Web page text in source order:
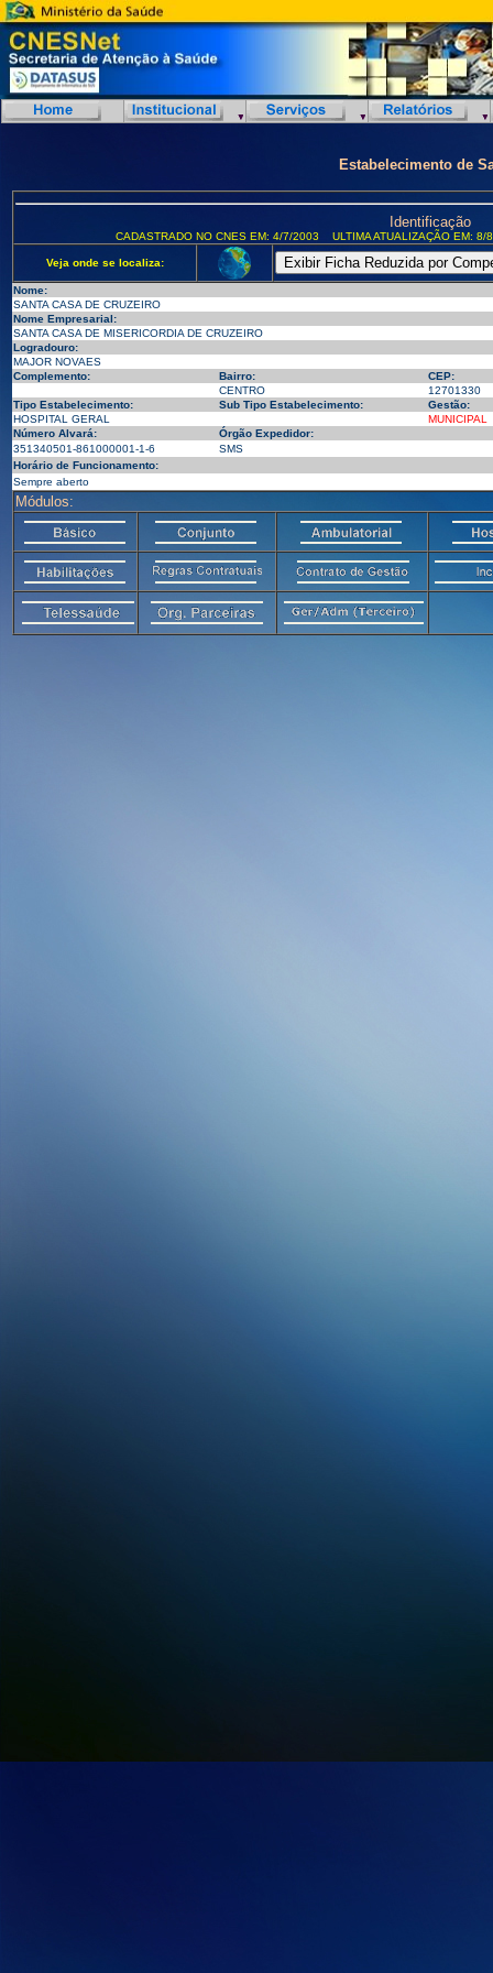
Estabelecimento de
Identificação
CADASTRADO NO CNES EM: 4/7/2003 ULTIMA ATUALIZAÇÃO EM:
Veja onde se localiza:
Nome:
SANTA CASA DE CRUZEIRO
Nome Empresarial:
SANTA CASA DE MISERICORDIA DE CRUZEIRO
Logradouro:
MAJOR NOVAES
Complemento:
Bairro:
CEP:
CENTRO
12701330
Tipo Estabelecimento:
Sub Tipo Estabelecimento:
Gestão:
HOSPITAL GERAL
MUNICIPAL
Número Alvará:
Órgão Expedidor:
351340501-861000001-1-6
SMS
Horário de Funcionamento:
Sempre aberto
Módulos: